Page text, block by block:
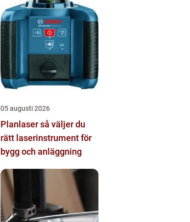
05 augusti 2026
Planlaser så väljer du
rätt laserinstrument för
bygg och anläggning